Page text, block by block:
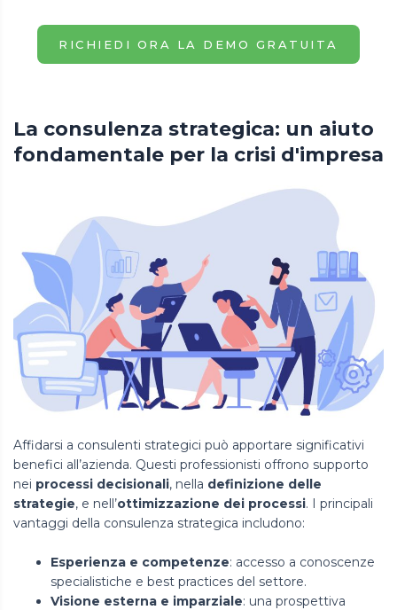
RICHIEDI ORA LA DEMO GRATUITA
La consulenza strategica: un aiuto
fondamentale per la crisi d'impresa
Affidarsi a consulenti strategici può apportare significativi
benefici all’azienda. Questi professionisti offrono supporto
nei processi decisionali, nella definizione delle
strategie, e nell’ottimizzazione dei processi. I principali
vantaggi della consulenza strategica includono:
Esperienza e competenze: accesso a conoscenze
specialistiche e best practices del settore.
Visione esterna e imparziale: una prospettiva